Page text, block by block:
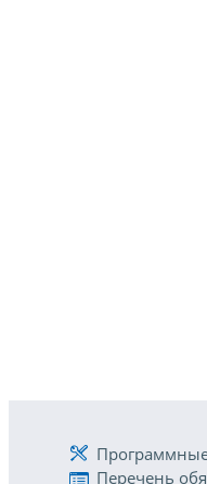
Программные
Перечень